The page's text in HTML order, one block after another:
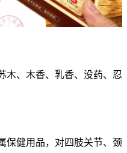
、木香、乳香、没药、忍
保健用品，对四肢关节、颈